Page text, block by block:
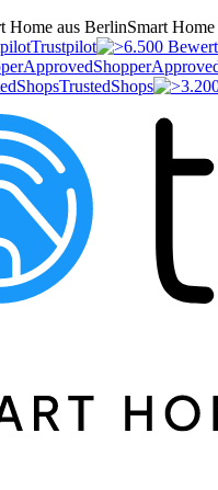
Smart
Trustpilot
TrustedShops